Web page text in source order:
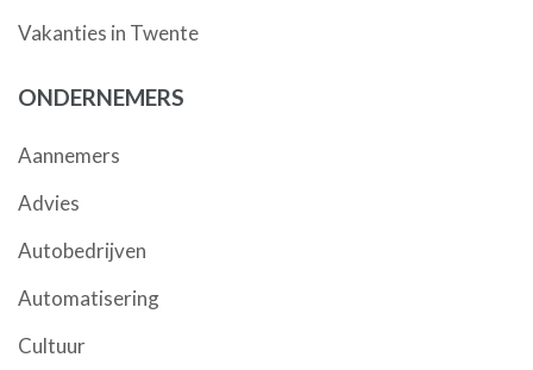
Vakanties in Twente
ONDERNEMERS
Aannemers
Advies
Autobedrijven
Automatisering
Cultuur